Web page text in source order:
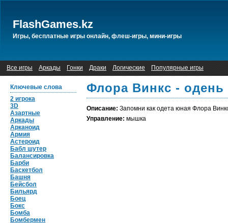
FlashGames.kz
Игры, бесплатные игры онлайн, флеш-игры, мини-игры
Все игры Аркады Гонки Драки Логические Популярные игры
Ключевые слова
2 игрока
3D
Азартные
Аркады
Арканоид
Армия
Астероид
Бабл шутер
Балансировка
Барби
Баскетбол
Башня
Бейсбол
Бильярд
Боец
Бокс
Бомба
Бомбермен
Флора Винкс - одень
Описание: Запомни как одета юная Флора
Управление: мышка